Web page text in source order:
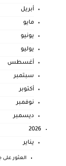
أبريل
مايو
يونيو
يوليو
أغسطس
سبتمبر
أكتوبر
نوفمبر
ديسمبر
2026
يناير
العثور